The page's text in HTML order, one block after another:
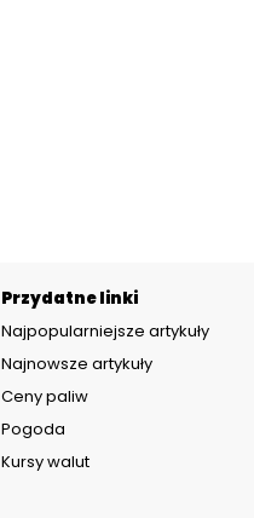
Przydatne linki
Najpopularniejsze artykuły
Najnowsze artykuły
Ceny paliw
Pogoda
Kursy walut